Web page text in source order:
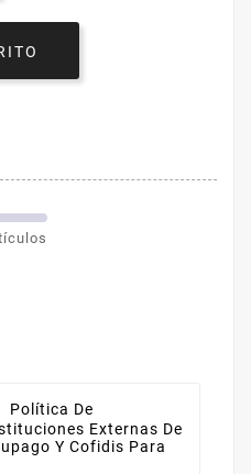
Política De
Externas De
Y Cofidis Para